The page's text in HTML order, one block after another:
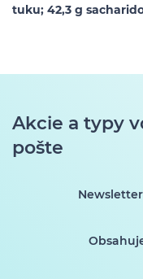
tuku; 42,3 g
Akcie a typy
pošte